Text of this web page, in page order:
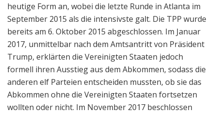
heutige Form an, wobei die letzte Runde in Atlanta im
September 2015 als die intensivste galt. Die TPP wurde
bereits am 6. Oktober 2015 abgeschlossen. Im Januar
2017, unmittelbar nach dem Amtsantritt von Präsident
Trump, erklärten die Vereinigten Staaten jedoch
formell ihren Ausstieg aus dem Abkommen, sodass die
anderen elf Parteien entscheiden mussten, ob sie das
Abkommen ohne die Vereinigten Staaten fortsetzen
wollten oder nicht. Im November 2017 beschlossen